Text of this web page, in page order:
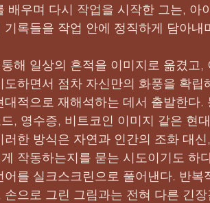
배우며 다시 작업을 시작한 그는, 아
록들을 작업 안에 정직하게 담아
해 일상의 흔적을 이미지로 옮겼고
하면서 점차 자신만의 화풍을 확
대적으로 재해석하는 데서 출발한다
, 영수증, 비트코인 이미지 같은 현
한 방식은 자연과 인간의 조화 대
작동하는지를 묻는 시도이기도 하
를 실크스크린으로 풀어낸다. 반
손으로 그린 그림과는 전혀 다른 긴